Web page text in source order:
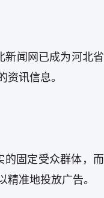
新闻网已成为河北省
讯信息。
的固定受众群体，而
精准地投放广告。